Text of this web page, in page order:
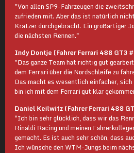
"Von allen SP9-Fahrzeugen die
zufrieden mit. Aber das ist natürlich
Kratzer durchgebracht. Ein großartiger
die nächsten Rennen."
Indy Dontje (Fahrer Ferrari 488 GT3
"Das ganze Team hat richtig gut
dem Ferrari über die Nordschleife zu
Das macht es wesentlich einfacher,
bin ich mit dem Ferrari gut klar
Daniel Keilwitz (Fahrer Ferrari 488
"Ich bin sehr glücklich, dass wir das
Rinaldi Racing und meinen
gemacht. Es ist auch sehr schön, dass
Ich wünsche den WTM-Jungs beim